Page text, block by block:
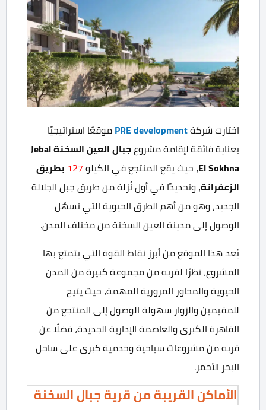
اختارت شركةPRE developmentموقعًا استراتيجيًا
بعناية فائقة لإقامة مشروعجبال العين السخنةJebal
El Sokhna، حيث يقع المنتجع في الكيلو127 بطريق
الزعفرانة، وتحديدًا في أول نُزلة من طريق جبل الجلالة
الجديد، وهو من أهم الطرق الحيوية التي تسهّل
الوصول إلى مدينة العين السخنة من مختلف المدن.
يُعد هذا الموقع من أبرز نقاط القوة التي يتمتع بها
المشروع، نظرًا لقربه من مجموعة كبيرة من المدن
الحيوية والمحاور المرورية المهمة، حيث يتيح
للمقيمين والزوار سهولة الوصول إلى المنتجع من
القاهرة الكبرى والعاصمة الإدارية الجديدة، فضلًا عن
قربه من مشروعات سياحية وخدمية كبرى على ساحل
البحر الأحمر.
الأماكن القريبة من قرية جبال السخنة